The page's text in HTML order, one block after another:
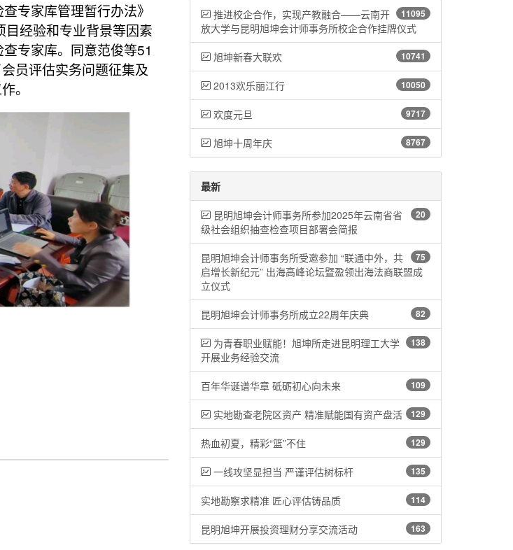
专家库管理暂行办法》
经验和专业背景等因素
专家库。同意范俊等51
员评估实务问题征集及
。
11095
推进校企合作，实现产教融合——云南开
放大学与昆明旭坤会计师事务所校企合作挂牌仪式
10741
旭坤新春大联欢
10050
2013欢乐丽江行
9717
欢度元旦
8767
旭坤十周年庆
最新
20
昆明旭坤会计师事务所参加2025年云南省省
级社会组织抽查检查项目部署会简报
75
昆明旭坤会计师事务所受邀参加 “联通中外，共
启增长新纪元” 出海高峰论坛暨盈领出海法商联盟成
立仪式
82
昆明旭坤会计师事务所成立22周年庆典
138
为青春职业赋能！旭坤所走进昆明理工大学
开展业务经验交流
109
百年华诞谱华章 砥砺初心向未来
129
实地勘查老院区资产 精准赋能国有资产盘活
129
热血初夏，精彩“篮”不住
135
一线攻坚显担当 严谨评估树标杆
114
实地勘察求精准 匠心评估铸品质
163
昆明旭坤开展投资理财分享交流活动